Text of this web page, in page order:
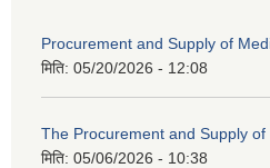
Procurement and Supply of
मिति: 05/20/2026 - 12:08
The Procurement and Supply
मिति: 05/06/2026 - 10:38